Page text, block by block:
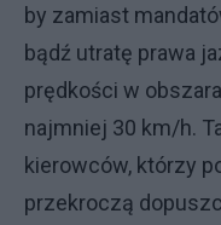
by zamiast
bądź utratę prawa
prędkości w
najmniej 30 km/h.
kierowców, którzy
przekroczą